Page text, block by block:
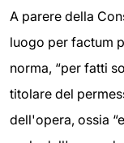
A parere della
luogo per factum
norma, “per fatti
titolare del
dell'opera, ossia